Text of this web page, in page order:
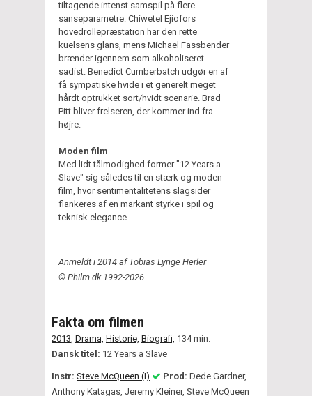
tiltagende intenst samspil på flere
sanseparametre: Chiwetel Ejiofors
hovedrollepræstation har den rette
kuelsens glans, mens Michael Fassbender
brænder igennem som alkoholiseret
sadist. Benedict Cumberbatch udgør en af
få sympatiske hvide i et generelt meget
hårdt optrukket sort/hvidt scenarie. Brad
Pitt bliver frelseren, der kommer ind fra
højre.
Moden film
Med lidt tålmodighed former "12 Years a
Slave" sig således til en stærk og moden
film, hvor sentimentalitetens slagsider
flankeres af en markant styrke i spil og
teknisk elegance.
Anmeldt i 2014 af Tobias Lynge Herler
© Philm.dk 1992-2026
Fakta om filmen
2013 Drama, Historie, Biografi, 134 min.
Dansk titel: 12 Years a Slave
Instr: Steve McQueen (I) Prod: Dede Gardner,
Anthony Katagas, Jeremy Kleiner, Steve McQueen